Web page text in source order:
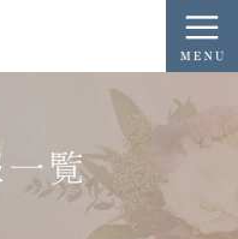
一覧